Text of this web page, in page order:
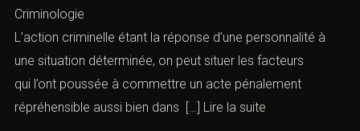
Criminologie
L’action criminelle étant la réponse d’une personnalité à
une situation déterminée, on peut situer les facteurs
qui l’ont poussée à commettre un acte pénalement
répréhensible aussi bien dans […] Lire la suite